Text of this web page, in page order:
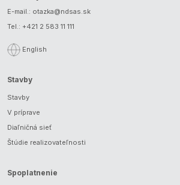
E-mail.: otazka@ndsas.sk
Tel.: +421 2 583 11 111
English
Stavby
Stavby
V príprave
Diaľničná sieť
Štúdie realizovateľnosti
Spoplatnenie